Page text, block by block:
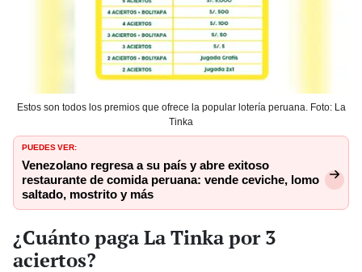
Estos son todos los premios que ofrece la popular lotería peruana. Foto: La
Tinka
PUEDES VER:
Venezolano regresa a su país y abre exitoso
restaurante de comida peruana: vende ceviche, lomo
saltado, mostrito y más
¿Cuánto paga La Tinka por 3
aciertos?